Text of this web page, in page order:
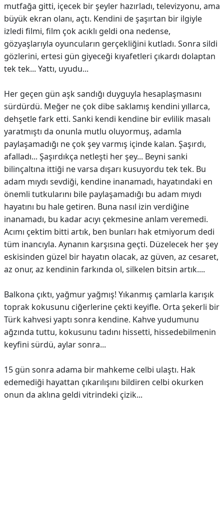
mutfağa gitti, içecek bir şeyler hazırladı, televizyonu, ama
büyük ekran olanı, açtı. Kendini de şaşırtan bir ilgiyle
izledi filmi, film çok acıklı geldi ona nedense,
gözyaşlarıyla oyuncuların gerçekliğini kutladı. Sonra sildi
gözlerini, ertesi gün giyeceği kıyafetleri çıkardı dolaptan
tek tek... Yattı, uyudu...
Her geçen gün aşk sandığı duyguyla hesaplaşmasını
sürdürdü. Meğer ne çok dibe saklamış kendini yıllarca,
dehşetle fark etti. Sanki kendi kendine bir evlilik masalı
yaratmıştı da onunla mutlu oluyormuş, adamla
paylaşamadığı ne çok şey varmış içinde kalan. Şaşırdı,
afalladı... Şaşırdıkça netleşti her şey... Beyni sanki
bilinçaltına ittiği ne varsa dışarı kusuyordu tek tek. Bu
adam mıydı sevdiği, kendine inanamadı, hayatındaki en
önemli tutkularını bile paylaşamadığı bu adam mıydı
hayatını bu hale getiren. Buna nasıl izin verdiğine
inanamadı, bu kadar acıyı çekmesine anlam veremedi.
Acımı çektim bitti artık, ben bunları hak etmiyorum dedi
tüm inancıyla. Aynanın karşısına geçti. Düzelecek her şey
eskisinden güzel bir hayatın olacak, az güven, az cesaret,
az onur, az kendinin farkında ol, silkelen bitsin artık....
Balkona çıktı, yağmur yağmış! Yıkanmış çamlarla karışık
toprak kokusunu ciğerlerine çekti keyifle. Orta şekerli bir
Türk kahvesi yaptı sonra kendine. Kahve yudumunu
ağzında tuttu, kokusunu tadını hissetti, hissedebilmenin
keyfini sürdü, aylar sonra...
15 gün sonra adama bir mahkeme celbi ulaştı. Hak
edemediği hayattan çıkarılışını bildiren celbi okurken
onun da aklına geldi vitrindeki çizik...